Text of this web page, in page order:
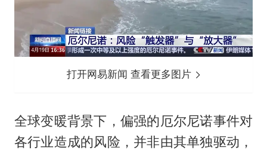
打开网易新闻 查看更多图片
全球变暖背景下，偏强的厄尔尼诺事件对
各行业造成的风险，并非由其单独驱动，